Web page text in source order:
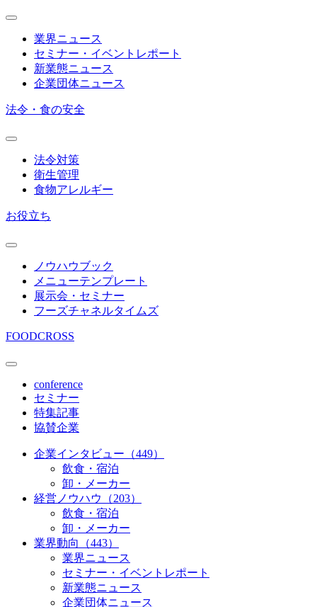
業界ニュース
セミナー・イベントレポート
新業態ニュース
企業団体ニュース
法令・食の安全
法令対策
衛生管理
食物アレルギー
お役立ち
ノウハウブック
メニューテンプレート
展示会・セミナー
フーズチャネルタイムズ
FOODCROSS
conference
セミナー
特集記事
協賛企業
企業インタビュー（449）
飲食・宿泊
卸・メーカー
経営ノウハウ（203）
飲食・宿泊
卸・メーカー
業界動向（443）
業界ニュース
セミナー・イベントレポート
新業態ニュース
企業団体ニュース